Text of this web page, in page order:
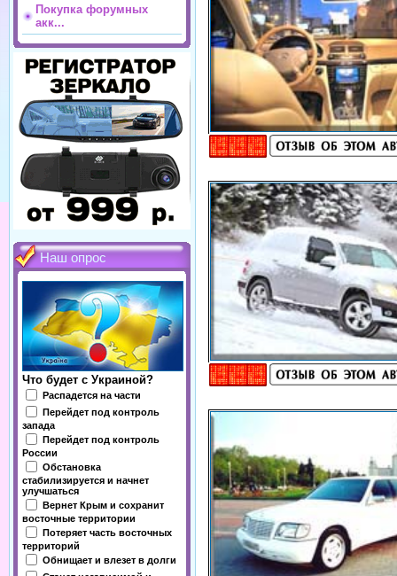
Покупка форумных
акк...
Наш опрос
Что будет с Украиной?
Распадется на части
Перейдет под контроль
запада
Перейдет под контроль
России
Обстановка
стабилизируется и начнет
улучшаться
Вернет Крым и сохранит
восточные территории
Потеряет часть восточных
территорий
Обнищает и влезет в долги